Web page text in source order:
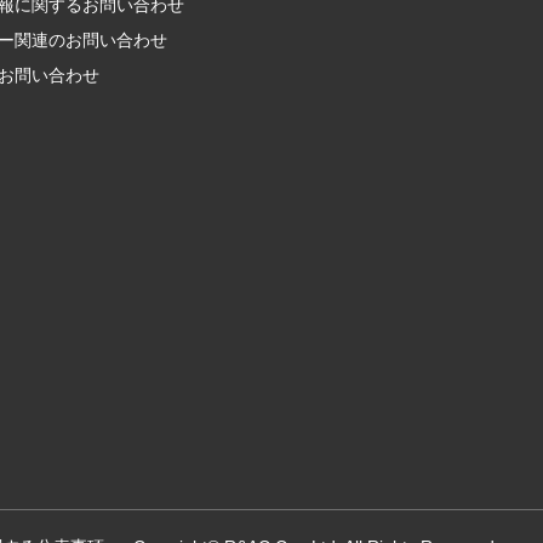
に関するお問い合わせ
関連のお問い合わせ
問い合わせ